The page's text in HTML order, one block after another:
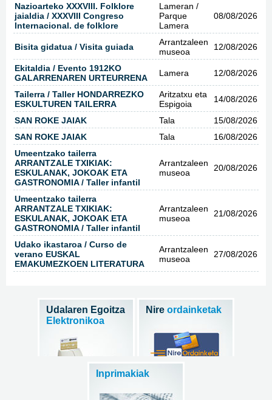
Nazioarteko XXXVIII. Folklore
jaialdia / XXXVIII Congreso
Internacional. de folklore
Lameran /
Parque
Lamera
08/08/2026
Bisita gidatua / Visita guiada
Arrantzaleen
museoa
12/08/2026
Ekitaldia / Evento 1912KO
GALARRENAREN URTEURRENA
Lamera 12/08/2026
Tailerra / Taller HONDARREZKO
ESKULTUREN TAILERRA
Aritzatxu eta
Espigoia
14/08/2026
SAN ROKE JAIAK Tala
15/08/2026
SAN ROKE JAIAK
Tala
16/08/2026
Umeentzako tailerra
ARRANTZALE TXIKIAK:
ESKULANAK, JOKOAK ETA
GASTRONOMIA / Taller infantil
Arrantzaleen
museoa
20/08/2026
Umeentzako tailerra
ARRANTZALE TXIKIAK:
ESKULANAK, JOKOAK ETA
GASTRONOMIA / Taller infantil
Arrantzaleen
museoa
21/08/2026
Udako ikastaroa / Curso de
verano EUSKAL
EMAKUMEZKOEN LITERATURA
Arrantzaleen
museoa
27/08/2026
Udalaren Egoitza
Elektronikoa
Nire ordainketak
Inprimakiak